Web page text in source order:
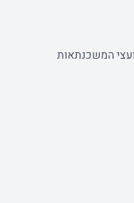
המשכנתאות